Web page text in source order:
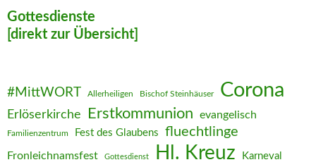
Gottesdienste
[direkt zur Übersicht]
#MittWORT Allerheiligen Bischof Steinhäuser Corona
Erlöserkirche Erstkommunion evangelisch
Familienzentrum Fest des Glaubens fluechtlinge
Fronleichnamsfest Gottesdienst Hl. Kreuz Karneval